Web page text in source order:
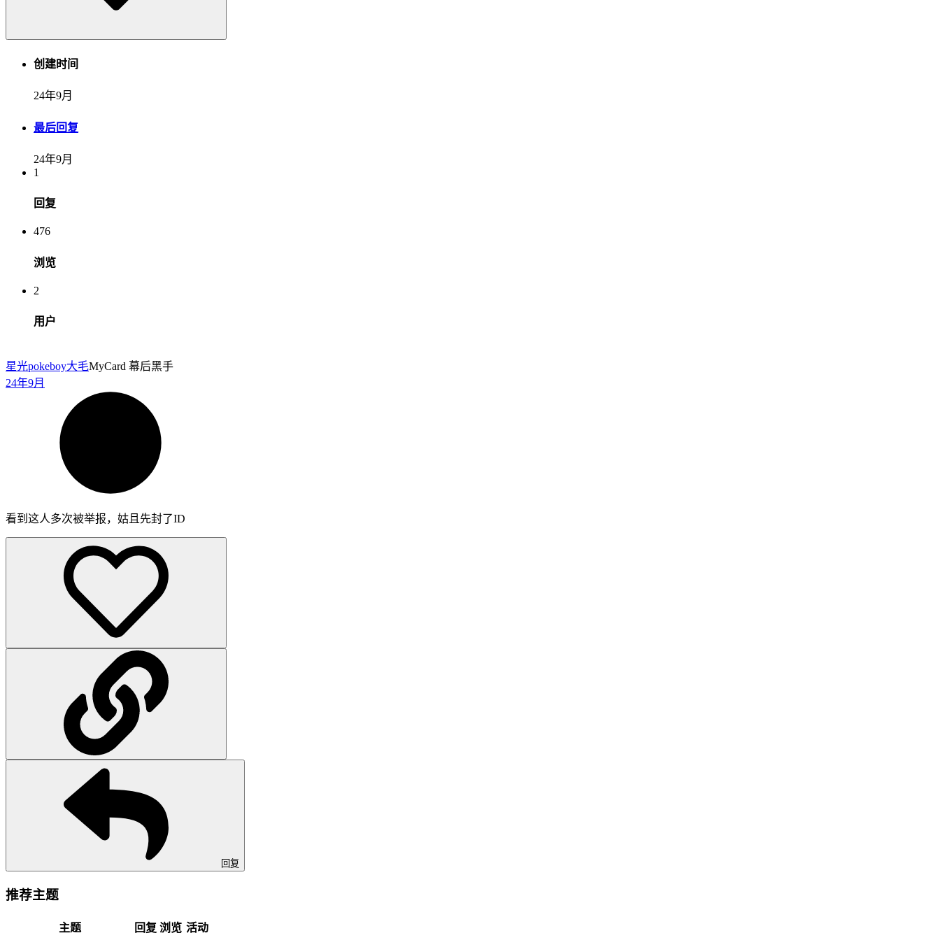
创建时间
24年9月
最后回复
24年9月
1
回复
476
浏览
2
用户
星光pokeboy大毛MyCard 幕后黑手
24年9月
看到这人多次被举报，姑且先封了ID
回复
推荐主题
主题 回复 浏览 活动